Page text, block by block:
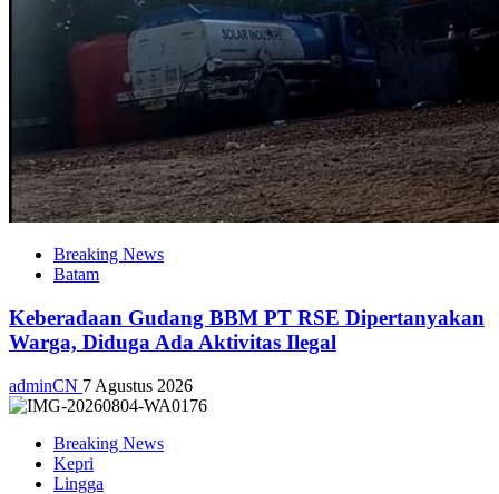
Breaking News
Batam
Keberadaan Gudang BBM PT RSE Dipertanyakan
Warga, Diduga Ada Aktivitas Ilegal
adminCN 7 Agustus 2026
Breaking News
Kepri
Lingga